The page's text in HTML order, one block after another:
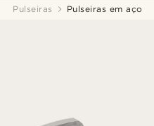
Pulseiras Pulseiras em aço